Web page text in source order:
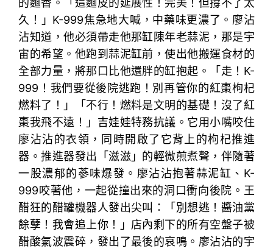
的麵香。「這麵皮的延展性！完美！但撐不了太
久！」K-999焦急地大喊，中藥味更濃了。廖沾
沾知道，他必須帶走他那缸陳年老蒜泥，那是宇
宙的希望。他跑到蒜泥缸前，使出他搬運食材的
全部力量，將那口比他還胖的缸抱起。「走！K-
999！我們要從後院逃跑！別再管你的紅棗枸杞
燃料了！」「不行！燃料是文明的基礎！沒了紅
棗我飛不遠！」吉娃娃特務抗議。它用小嘴咬住
廖沾沾的衣領，同時開啟了它背上的枸杞推進
器。推進器發出「滋滋」的輕微煎煮聲，伴隨著
一股濃郁的蔘味爆發。廖沾沾抱著蒜泥缸、K-
999咬著他，一起從撞出來的洞口衝向後院。王
醋狂的醋罐機器人發出尖叫：「別想逃！醬油黨
餘孽！我會追上你！」店內剩下的所有空盤子被
醋酸氣波震碎，發出了最後的哀鳴。廖沾沾的宇